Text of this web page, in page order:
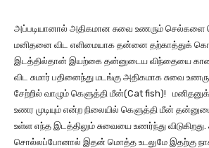
அப்படியானால் அதிகமான சுவை உணரும்
மனிதனை விட எளிமையாக தன்னை தற்காத்துக்
இடத்தில்தான் இயற்கை தன்னுடைய விந்தையை
விட சுமார் பதினைந்து மடங்கு அதிகமாக சுவை
சேற்றில் வாழும் கெளுத்தி மீன்(Cat fish)!
உணர முடியும் என்ற நிலையில் கெளுத்தி மீன்
உள்ள எந்த இடத்திலும் சுவையை உணர்ந்து விடுகிறது.
சொல்லப்போனால் இதன் மொத்த உடலுமே இதற்கு